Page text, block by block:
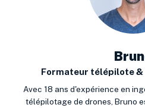
Formateur télépilote
Avec 18 ans d'expérience en
télépilotage de drones, Bruno